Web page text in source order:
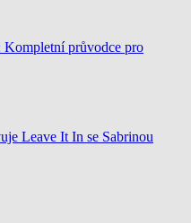
průvodce pro
Leave It In se Sabrinou